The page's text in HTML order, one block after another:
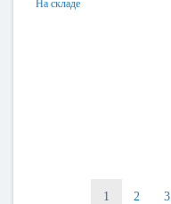
На складе
1 2 3